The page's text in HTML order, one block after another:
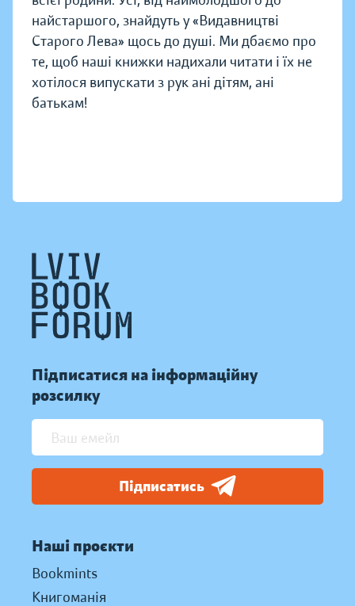
найстаршого, знайдуть у «Видавництві
Старого Лева» щось до душі. Ми дбаємо про
те, щоб наші книжки надихали читати і їх не
хотілося випускати з рук ані дітям, ані
батькам!
Підписатися на інформаційну
розсилку
Підписатись
Наші проєкти
Bookmints
Книгоманія